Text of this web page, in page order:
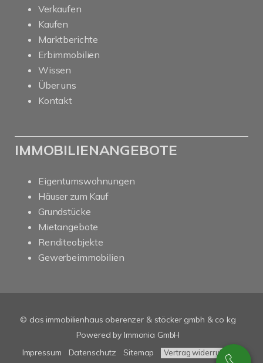
Verkaufen
Kaufen
Marktberichte
Erbimmobilien
Wissen
Über uns
Kontakt
IMMOBILIENANGEBOTE
Eigentumswohnungen
Häuser zum Kauf
Grundstücke
Mietangebote
Renditeobjekte
Gewerbeimmobilien
© das immobilienhaus oberenzer & stöcker gmbh & co kg
Powered by Immonia GmbH
Impressum
Datenschutz Sitemap Vertrag widerrufen